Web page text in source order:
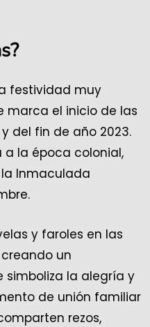
festividad muy
marca el inicio de las
del fin de año 2023.
a la época colonial,
Inmaculada
y faroles en las
un
simboliza la alegría y
de unión familiar
rezos,